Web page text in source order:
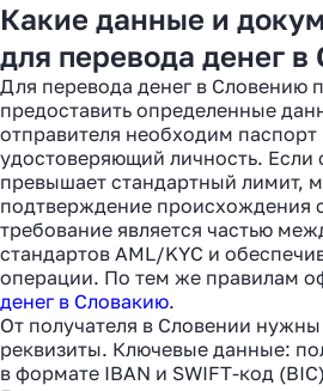
Какие данные и
для перевода денег
Для перевода денег в Словению
предоставить определенные
отправителя необходим
удостоверяющий личность. Если
превышает стандартный лимит,
подтверждение происхождения
требование является частью
стандартов AML/KYC и
операции. По тем же правилам
денег в Словакию.
От получателя в Словении
реквизиты. Ключевые данные:
в формате IBAN и SWIFT-код